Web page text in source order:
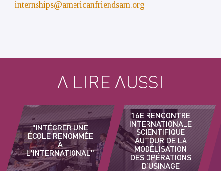
internships@americanfriendsam.org
A LIRE AUSSI
"INTÉGRER UNE
ÉCOLE RENOMMÉE
À
L'INTERNATIONAL"
16E RENCONTRE
INTERNATIONALE
SCIENTIFIQUE
AUTOUR DE LA
MODÉLISATION
DES OPÉRATIONS
D’USINAGE